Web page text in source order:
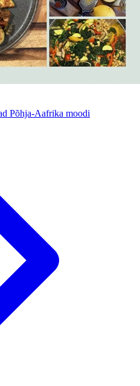
Põhja-Aafrika moodi